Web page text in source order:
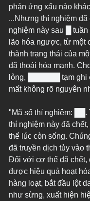
phản ứng xấu nào
...Nhưng thí nghiệm
nghiệm này sau █
lão hóa ngược, từ một
thành trạng thái của
đã thoái hóa mạnh.
lỏng, ██████ tạm ghi
mất không rõ nguyên
"Mã số thí nghiệm:
thí nghiệm này đã
thể lúc còn sống.
đã truyền dịch tủy vào
Đối với cơ thể đã chết,
được hiệu quả hoạt
hàng loạt, bắt đầu lột
như sừng, xuất hiện